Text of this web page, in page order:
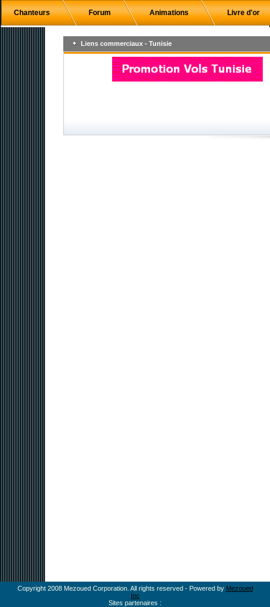
Chanteurs Forum Animations Livre d'or
Liens commerciaux - Tunisie
Copyright 2008 Mezoued Corporation. All rights reserved - Powered by Mezoued
Inc
Sites partenaires :